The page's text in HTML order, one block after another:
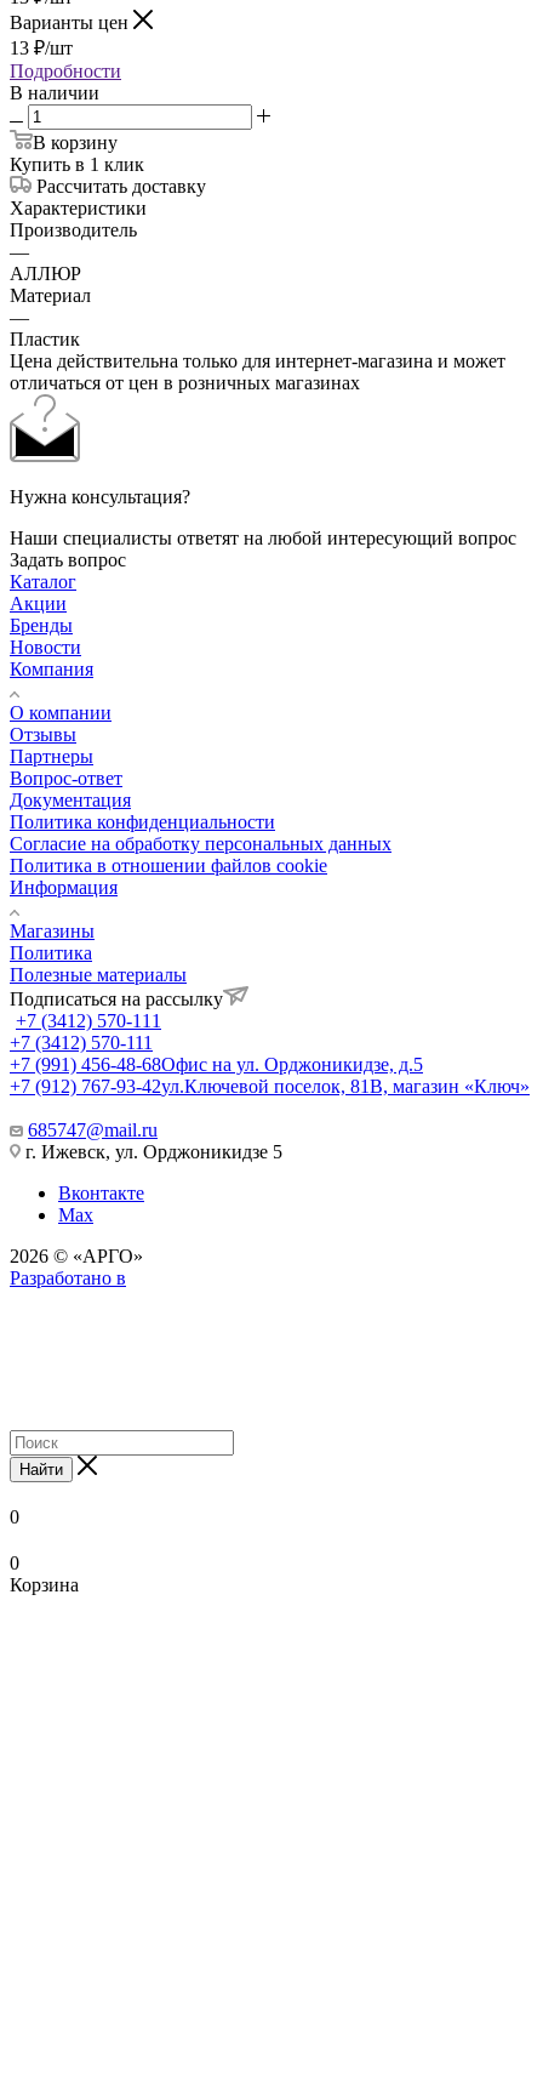
Варианты цен
13 ₽/шт
Подробности
В наличии
В корзину
Купить в 1 клик
Рассчитать доставку
Характеристики
Производитель
—
АЛЛЮР
Материал
—
Пластик
Цена действительна только для интернет-магазина и может
отличаться от цен в розничных магазинах
Нужна консультация?
Наши специалисты ответят на любой интересующий вопрос
Задать вопрос
Каталог
Акции
Бренды
Новости
Компания
О компании
Отзывы
Партнеры
Вопрос-ответ
Документация
Политика конфиденциальности
Согласие на обработку персональных данных
Политика в отношении файлов cookie
Информация
Магазины
Политика
Полезные материалы
Подписаться на рассылку
+7 (3412) 570-111
+7 (3412) 570-111
+7 (991) 456-48-68Офис на ул. Орджоникидзе, д.5
+7 (912) 767-93-42ул.Ключевой поселок, 81В, магазин «Ключ»
685747@mail.ru
г. Ижевск, ул. Орджоникидзе 5
Вконтакте
Max
2026 © «АРГО»
Разработано в
Найти
0
0
Корзина